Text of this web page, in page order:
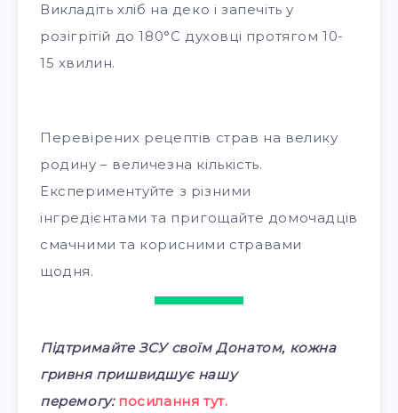
Викладіть хліб на деко і запечіть у
розігрітій до 180°C духовці протягом 10-
15 хвилин.
Перевірених рецептів страв на велику
родину – величезна кількість.
Експериментуйте з різними
інгредієнтами та пригощайте домочадців
смачними та корисними стравами
щодня.
Підтримайте ЗСУ своїм Донатом, кожна
гривня пришвидшує нашу
перемогу: посилання тут.